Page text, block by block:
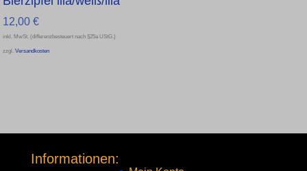
12,00 €
inkl. MwSt. (differenzbesteuert nach §25a UStG.)
zzgl. Versandkosten
Informationen: